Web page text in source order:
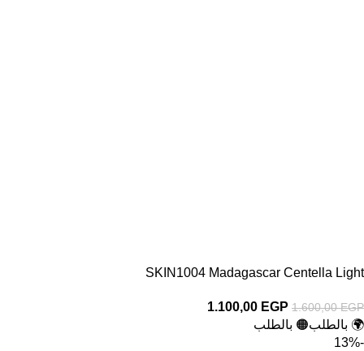
SKIN1004 Madagascar Centella Light
1.600,00EGP
1.100,00 EGP
🌍 بالطلب🟠 بالطلب
-13%